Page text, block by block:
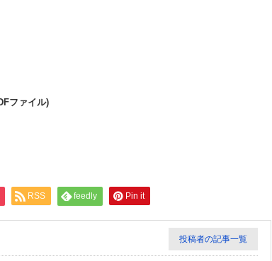
ファイル)
RSS feedly Pin it
投稿者の記事一覧